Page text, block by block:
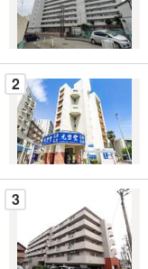
る
・
件
を
マ
イ
ペ
ー
ジ
存
2
3